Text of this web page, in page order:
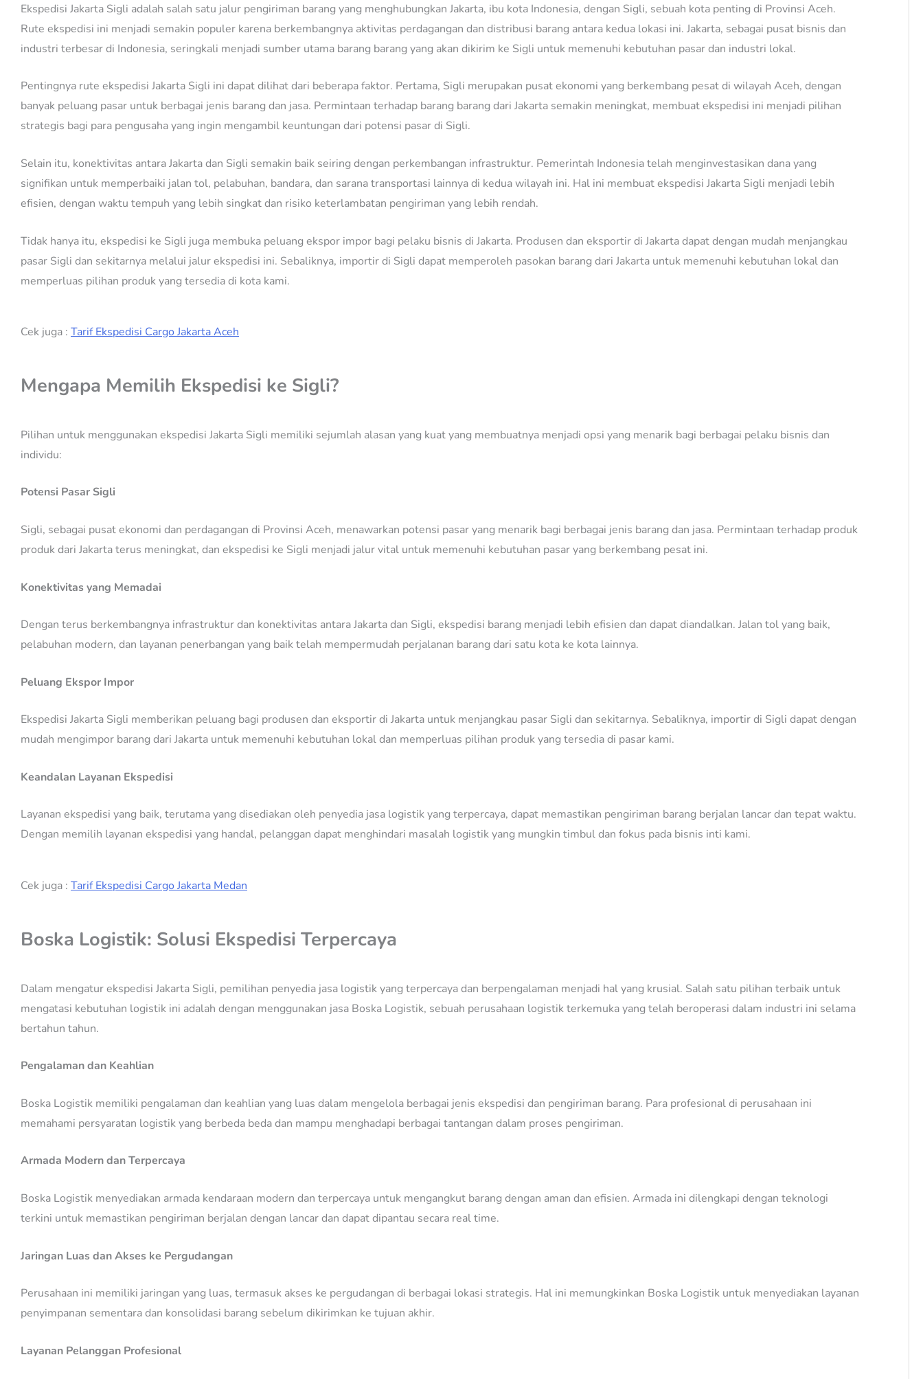
Ekspedisi Jakarta Sigli adalah salah satu jalur pengiriman barang yang menghubungkan Jakarta, ibu kota Indonesia, dengan Sigli, sebuah kota penting di Provinsi Aceh.
Rute ekspedisi ini menjadi semakin populer karena berkembangnya aktivitas perdagangan dan distribusi barang antara kedua lokasi ini. Jakarta, sebagai pusat bisnis dan
industri terbesar di Indonesia, seringkali menjadi sumber utama barang barang yang akan dikirim ke Sigli untuk memenuhi kebutuhan pasar dan industri lokal.
Pentingnya rute ekspedisi Jakarta Sigli ini dapat dilihat dari beberapa faktor. Pertama, Sigli merupakan pusat ekonomi yang berkembang pesat di wilayah Aceh, dengan
banyak peluang pasar untuk berbagai jenis barang dan jasa. Permintaan terhadap barang barang dari Jakarta semakin meningkat, membuat ekspedisi ini menjadi pilihan
strategis bagi para pengusaha yang ingin mengambil keuntungan dari potensi pasar di Sigli.
Selain itu, konektivitas antara Jakarta dan Sigli semakin baik seiring dengan perkembangan infrastruktur. Pemerintah Indonesia telah menginvestasikan dana yang
signifikan untuk memperbaiki jalan tol, pelabuhan, bandara, dan sarana transportasi lainnya di kedua wilayah ini. Hal ini membuat ekspedisi Jakarta Sigli menjadi lebih
efisien, dengan waktu tempuh yang lebih singkat dan risiko keterlambatan pengiriman yang lebih rendah.
Tidak hanya itu, ekspedisi ke Sigli juga membuka peluang ekspor impor bagi pelaku bisnis di Jakarta. Produsen dan eksportir di Jakarta dapat dengan mudah menjangkau
pasar Sigli dan sekitarnya melalui jalur ekspedisi ini. Sebaliknya, importir di Sigli dapat memperoleh pasokan barang dari Jakarta untuk memenuhi kebutuhan lokal dan
memperluas pilihan produk yang tersedia di kota kami.
Cek juga : Tarif Ekspedisi Cargo Jakarta Aceh
Mengapa Memilih Ekspedisi ke Sigli?
Pilihan untuk menggunakan ekspedisi Jakarta Sigli memiliki sejumlah alasan yang kuat yang membuatnya menjadi opsi yang menarik bagi berbagai pelaku bisnis dan
individu:
Potensi Pasar Sigli
Sigli, sebagai pusat ekonomi dan perdagangan di Provinsi Aceh, menawarkan potensi pasar yang menarik bagi berbagai jenis barang dan jasa. Permintaan terhadap produk
produk dari Jakarta terus meningkat, dan ekspedisi ke Sigli menjadi jalur vital untuk memenuhi kebutuhan pasar yang berkembang pesat ini.
Konektivitas yang Memadai
Dengan terus berkembangnya infrastruktur dan konektivitas antara Jakarta dan Sigli, ekspedisi barang menjadi lebih efisien dan dapat diandalkan. Jalan tol yang baik,
pelabuhan modern, dan layanan penerbangan yang baik telah mempermudah perjalanan barang dari satu kota ke kota lainnya.
Peluang Ekspor Impor
Ekspedisi Jakarta Sigli memberikan peluang bagi produsen dan eksportir di Jakarta untuk menjangkau pasar Sigli dan sekitarnya. Sebaliknya, importir di Sigli dapat dengan
mudah mengimpor barang dari Jakarta untuk memenuhi kebutuhan lokal dan memperluas pilihan produk yang tersedia di pasar kami.
Keandalan Layanan Ekspedisi
Layanan ekspedisi yang baik, terutama yang disediakan oleh penyedia jasa logistik yang terpercaya, dapat memastikan pengiriman barang berjalan lancar dan tepat waktu.
Dengan memilih layanan ekspedisi yang handal, pelanggan dapat menghindari masalah logistik yang mungkin timbul dan fokus pada bisnis inti kami.
Cek juga : Tarif Ekspedisi Cargo Jakarta Medan
Boska Logistik: Solusi Ekspedisi Terpercaya
Dalam mengatur ekspedisi Jakarta Sigli, pemilihan penyedia jasa logistik yang terpercaya dan berpengalaman menjadi hal yang krusial. Salah satu pilihan terbaik untuk
mengatasi kebutuhan logistik ini adalah dengan menggunakan jasa Boska Logistik, sebuah perusahaan logistik terkemuka yang telah beroperasi dalam industri ini selama
bertahun tahun.
Pengalaman dan Keahlian
Boska Logistik memiliki pengalaman dan keahlian yang luas dalam mengelola berbagai jenis ekspedisi dan pengiriman barang. Para profesional di perusahaan ini
memahami persyaratan logistik yang berbeda beda dan mampu menghadapi berbagai tantangan dalam proses pengiriman.
Armada Modern dan Terpercaya
Boska Logistik menyediakan armada kendaraan modern dan terpercaya untuk mengangkut barang dengan aman dan efisien. Armada ini dilengkapi dengan teknologi
terkini untuk memastikan pengiriman berjalan dengan lancar dan dapat dipantau secara real time.
Jaringan Luas dan Akses ke Pergudangan
Perusahaan ini memiliki jaringan yang luas, termasuk akses ke pergudangan di berbagai lokasi strategis. Hal ini memungkinkan Boska Logistik untuk menyediakan layanan
penyimpanan sementara dan konsolidasi barang sebelum dikirimkan ke tujuan akhir.
Layanan Pelanggan Profesional